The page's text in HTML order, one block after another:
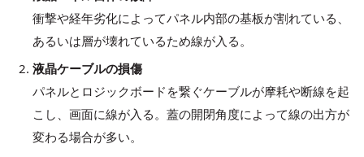
衝撃や経年劣化によってパネル内部の基板が割れている、
あるいは層が壊れているため線が入る。
液晶ケーブルの損傷
パネルとロジックボードを繋ぐケーブルが摩耗や断線を起
こし、画面に線が入る。蓋の開閉角度によって線の出方が
変わる場合が多い。